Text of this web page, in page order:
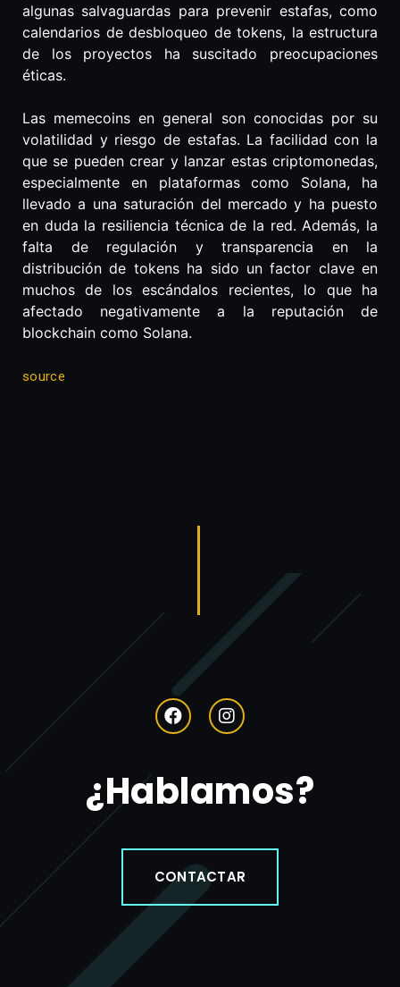
algunas salvaguardas para prevenir estafas, como
calendarios de desbloqueo de tokens, la estructura
de los proyectos ha suscitado preocupaciones
éticas.
Las memecoins en general son conocidas por su
volatilidad y riesgo de estafas. La facilidad con la
que se pueden crear y lanzar estas criptomonedas,
especialmente en plataformas como Solana, ha
llevado a una saturación del mercado y ha puesto
en duda la resiliencia técnica de la red. Además, la
falta de regulación y transparencia en la
distribución de tokens ha sido un factor clave en
muchos de los escándalos recientes, lo que ha
afectado negativamente a la reputación de
blockchain como Solana.
source
¿Hablamos?
CONTACTAR